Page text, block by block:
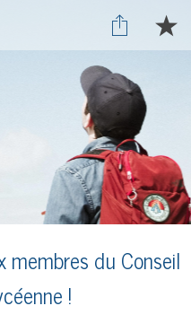
membres du Conseil
!